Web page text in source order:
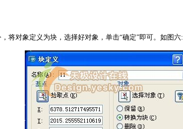
对象定义为块，选择好对象，单击“确定”即可。如图六: